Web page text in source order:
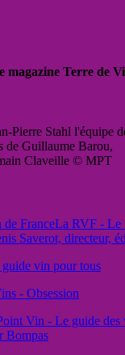
magazine Terre de
Pierre Stahl l'équipe
de Guillaume Barou,
Claveille © MPT
FranceLa RVF - Le
Saverot, directeur,
vin pour tous
- Obsession
Vin - Le guide des
Bompas